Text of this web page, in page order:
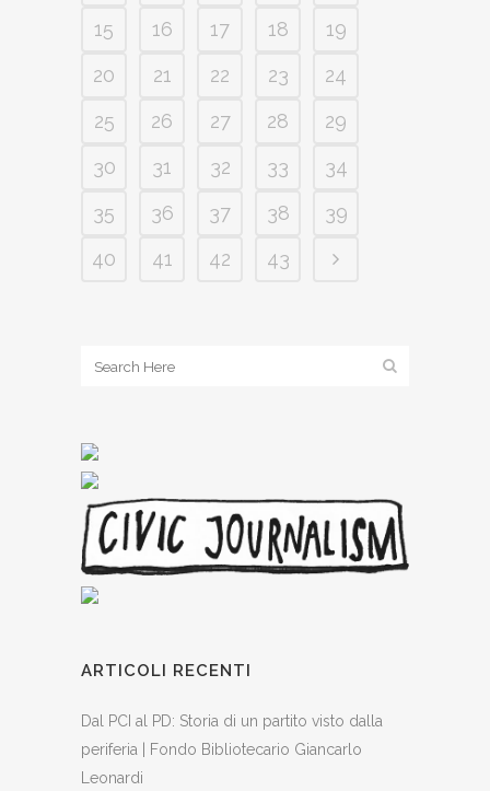
15
16 17 18
19
20
21 22 23
24
25
26 27 28
29
30
31 32 33
34
35
36 37 38
39
40
41 42 43
ARTICOLI RECENTI
Dal PCI al PD: Storia di un partito visto dalla
periferia | Fondo Bibliotecario Giancarlo
Leonardi